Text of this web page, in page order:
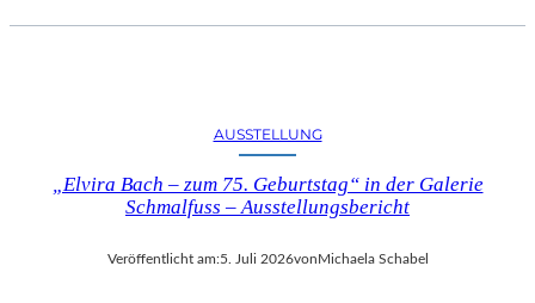
–
I
C
A
AUSSTELLUNG
„Elvira Bach – zum 75. Geburtstag“ in der Galerie
Schmalfuss – Ausstellungsbericht
Veröffentlicht am:5. Juli 2026von Michaela Schabel